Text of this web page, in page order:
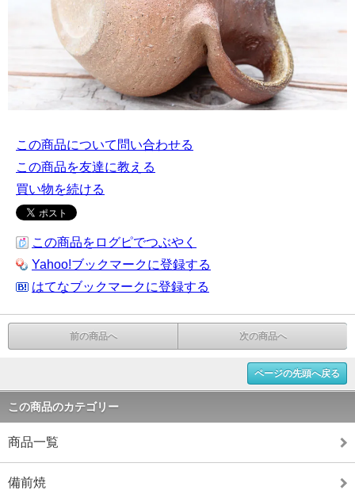
この商品について問い合わせる
この商品を友達に教える
買い物を続ける
この商品をログピでつぶやく
Yahoo!ブックマークに登録する
はてなブックマークに登録する
前の商品へ 次の商品へ
ページの先頭へ戻る
この商品のカテゴリー
商品一覧
備前焼